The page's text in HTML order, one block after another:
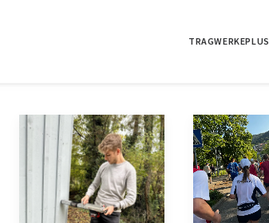
TRAGWERKEPLUS